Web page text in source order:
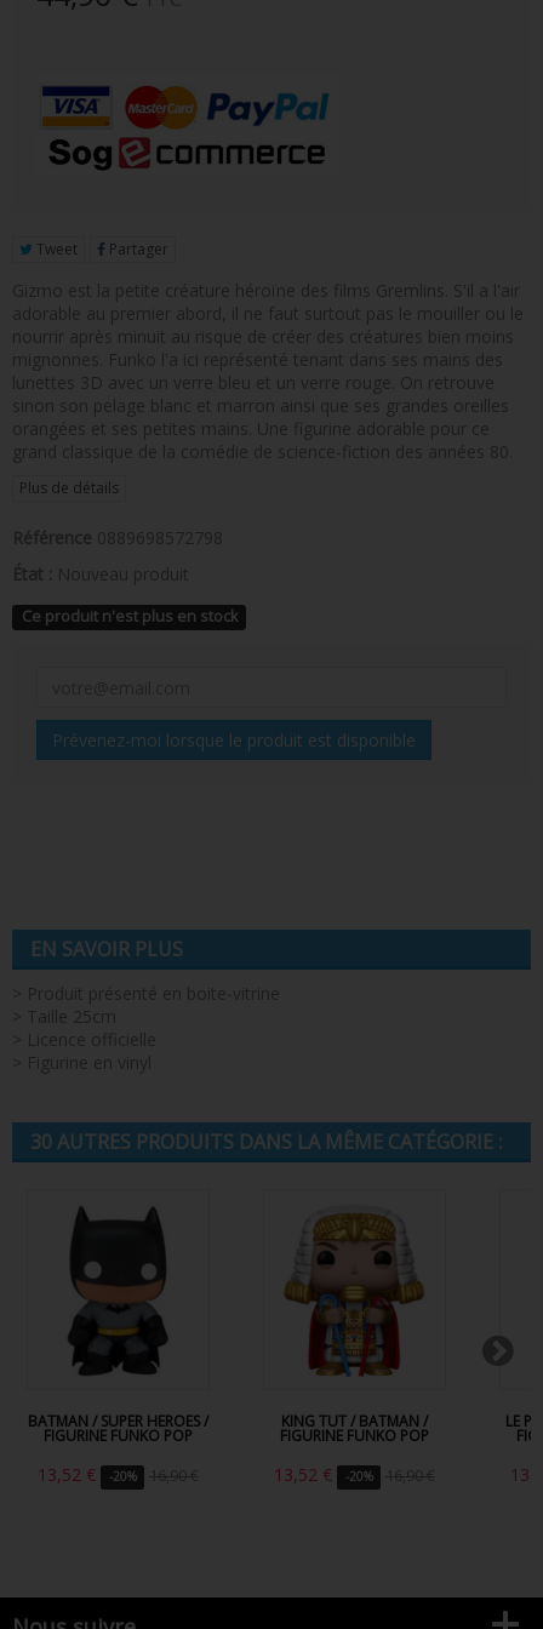
FIGURINE POP RETRO TOYS
FIGURINES POP AUTRES COMICS
PORTE-CLÉS POCKET POP
FUNKO VINYL SODA
FUNKO POP PIN
PELUCHE
LOUNGEFLY
Tweet Partager
Gizmo est la petite créature héroïne des films Gremlins. S'il a l'air
adorable au premier abord, il ne faut surtout pas le mouiller ou le
nourrir après minuit au risque de créer des créatures bien moins
mignonnes. Funko l'a ici représenté tenant dans ses mains des
lunettes 3D avec un verre bleu et un verre rouge. On retrouve
sinon son pelage blanc et marron ainsi que ses grandes oreilles
orangées et ses petites mains. Une figurine adorable pour ce
grand classique de la comédie de science-fiction des années 80.
Plus de détails
Référence 0889698572798
État : Nouveau produit
Ce produit n'est plus en stock
Prévenez-moi lorsque le produit est disponible
EN SAVOIR PLUS
> Produit présenté en boite-vitrine
> Taille 25cm
> Licence officielle
> Figurine en vinyl
30 AUTRES PRODUITS DANS LA MÊME CATÉGORIE :
BATMAN / SUPER HEROES /
FIGURINE FUNKO POP
13,52 € -20% 16,90 €
KING TUT / BATMAN /
FIGURINE FUNKO POP
13,52 € -20% 16,90 €
LE